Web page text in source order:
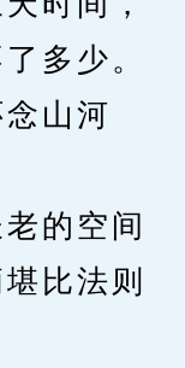
多少。
山河
的空间
比法则